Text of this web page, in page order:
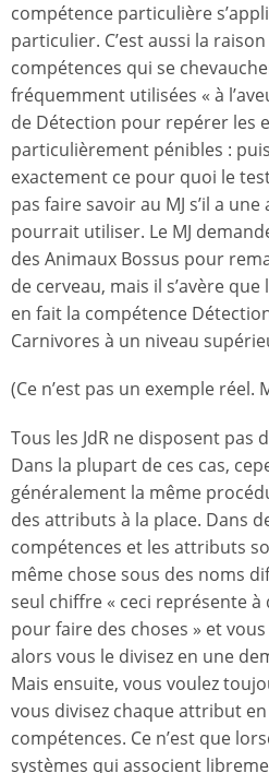
compétence particulière
particulier. C’est aussi la
compétences qui se
fréquemment utilisées « à
de Détection pour repérer les
particulièrement pénibles :
exactement ce pour quoi le
pas faire savoir au MJ s’il a
pourrait utiliser. Le MJ
des Animaux Bossus pour
de cerveau, mais il s’avère
en fait la compétence
Carnivores à un niveau
(Ce n’est pas un exemple réel.
Tous les JdR ne disposent pas
Dans la plupart de ces cas,
généralement la même
des attributs à la place. Dans
compétences et les attributs
même chose sous des noms
seul chiffre « ceci représente
pour faire des choses » et
alors vous le divisez en une
Mais ensuite, vous voulez
vous divisez chaque attribut
compétences. Ce n’est que
systèmes qui associent